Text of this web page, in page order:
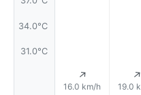
34.0°C
31.0°C
↑
16.0 km/h
↑
19.0